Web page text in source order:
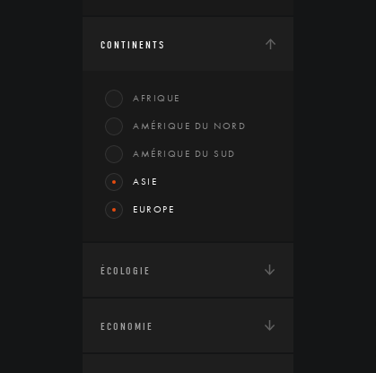
CONTINENTS
AFRIQUE
AMÉRIQUE DU NORD
AMÉRIQUE DU SUD
ASIE
EUROPE
ÉCOLOGIE
ECONOMIE